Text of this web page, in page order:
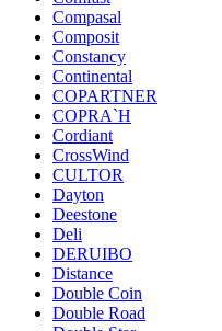
Compasal
Composit
Constancy
Continental
COPARTNER
COPRA`H
Cordiant
CrossWind
CULTOR
Dayton
Deestone
Deli
DERUIBO
Distance
Double Coin
Double Road